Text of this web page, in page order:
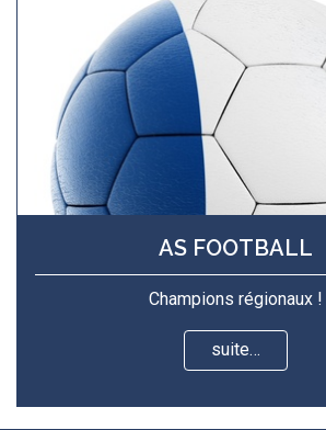
AS FOOTBALL
Champions régionaux !
suite…